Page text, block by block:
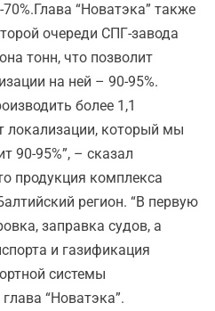
“Новатэка” также
очереди СПГ-завода
тонн, что позволит
на ней – 90-95%.
более 1,1
локализации, который мы
90-95%”, – сказал
продукция комплекса
регион. “В первую
заправка судов, а
и газификация
системы
“Новатэка”.